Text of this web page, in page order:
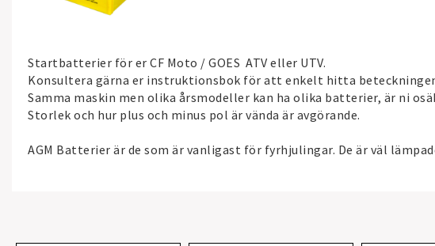
Startbatterier för er CF Moto / GOES ATV eller UTV.
Konsultera gärna er instruktionsbok för att enkelt hitta
Samma maskin men olika årsmodeller kan ha olika batterier, är ni
Storlek och hur plus och minus pol är vända är avgörande.
AGM Batterier är de som är vanligast för fyrhjulingar. De är väl